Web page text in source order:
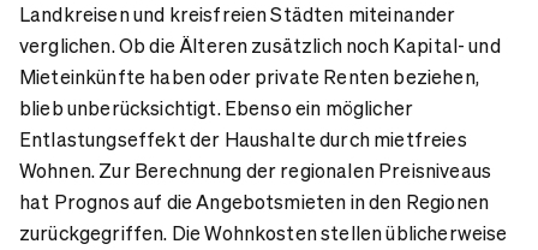
Landkreisen und kreisfreien Städten miteinander
verglichen. Ob die Älteren zusätzlich noch Kapital- und
Mieteinkünfte haben oder private Renten beziehen,
blieb unberücksichtigt. Ebenso ein möglicher
Entlastungseffekt der Haushalte durch mietfreies
Wohnen. Zur Berechnung der regionalen Preisniveaus
hat Prognos auf die Angebotsmieten in den Regionen
zurückgegriffen. Die Wohnkosten stellen üblicherweise